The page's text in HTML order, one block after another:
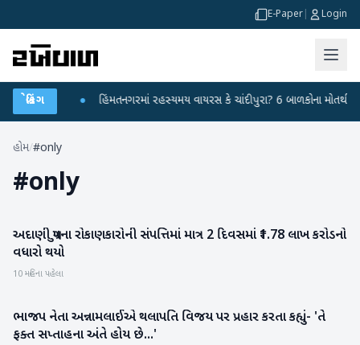
E-Paper Login
બ્રેકિંગ
કર્યા હિંમતનગરમાં રહસ્યમય વાયરસ કે ચાંદીપુરા? 6 બાળકોના મોતથી
હોમ/#only
#only
બિઝનેસ
અદાણી ગ્રુપના રોકાણકારોની સંપત્તિમાં માત્ર 2 દિવસમાં ₹1.78 લાખ કરોડનો
વધારો થયો
10 મહિના પહેલા
રાષ્ટ્રીય
ભાજપ નેતા અન્નામલાઈએ થલાપતિ વિજય પર પ્રહાર કરતા કહ્યું- 'તે
ફક્ત સપ્તાહના અંતે હોય છે...'